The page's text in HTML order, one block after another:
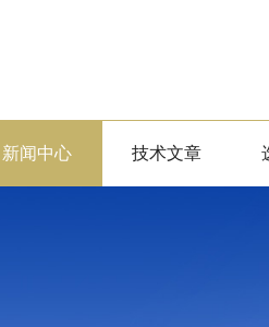
新闻中心 技术文章